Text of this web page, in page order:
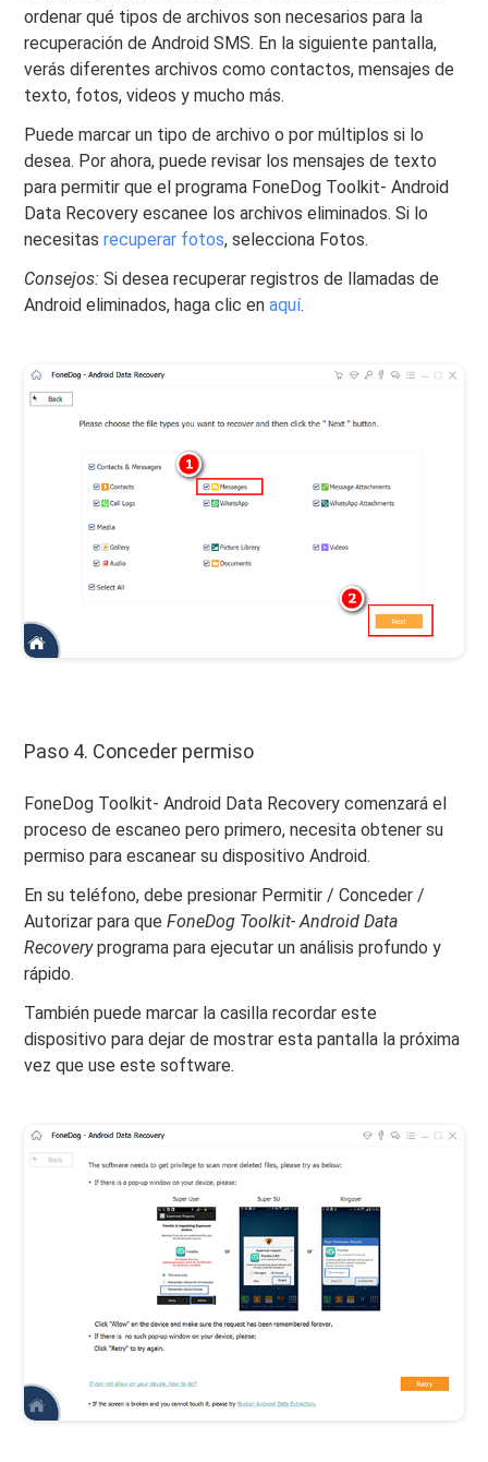
ordenar qué tipos de archivos son necesarios para la
recuperación de Android SMS. En la siguiente pantalla,
verás diferentes archivos como contactos, mensajes de
texto, fotos, videos y mucho más.
Puede marcar un tipo de archivo o por múltiplos si lo
desea. Por ahora, puede revisar los mensajes de texto
para permitir que el programa FoneDog Toolkit- Android
Data Recovery escanee los archivos eliminados. Si lo
necesitasrecuperar fotos, selecciona Fotos.
Consejos: Si desea recuperar registros de llamadas de
Android eliminados, haga clic enaquí.
Paso 4. Conceder permiso
FoneDog Toolkit- Android Data Recovery comenzará el
proceso de escaneo pero primero, necesita obtener su
permiso para escanear su dispositivo Android.
En su teléfono, debe presionar Permitir / Conceder /
Autorizar para queFoneDog Toolkit- Android Data
Recoveryprograma para ejecutar un análisis profundo y
rápido.
También puede marcar la casilla recordar este
dispositivo para dejar de mostrar esta pantalla la próxima
vez que use este software.